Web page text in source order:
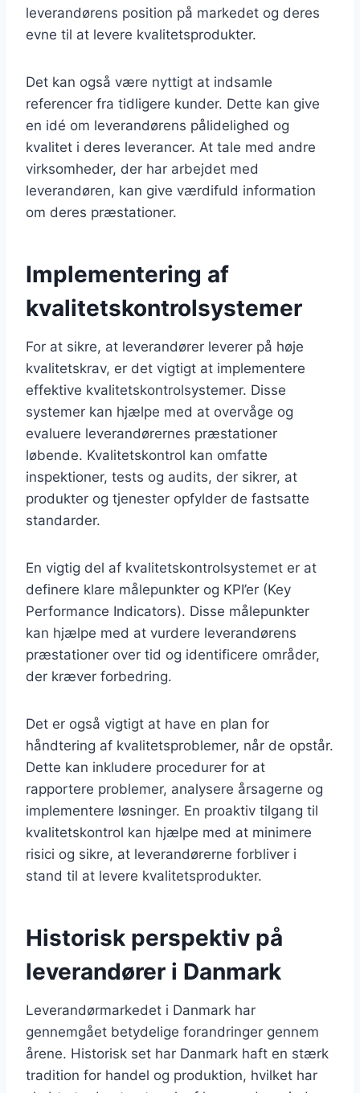
leverandørens position på markedet og deres
evne til at levere kvalitetsprodukter.
Det kan også være nyttigt at indsamle
referencer fra tidligere kunder. Dette kan give
en idé om leverandørens pålidelighed og
kvalitet i deres leverancer. At tale med andre
virksomheder, der har arbejdet med
leverandøren, kan give værdifuld information
om deres præstationer.
Implementering af
kvalitetskontrolsystemer
For at sikre, at leverandører leverer på høje
kvalitetskrav, er det vigtigt at implementere
effektive kvalitetskontrolsystemer. Disse
systemer kan hjælpe med at overvåge og
evaluere leverandørernes præstationer
løbende. Kvalitetskontrol kan omfatte
inspektioner, tests og audits, der sikrer, at
produkter og tjenester opfylder de fastsatte
standarder.
En vigtig del af kvalitetskontrolsystemet er at
definere klare målepunkter og KPI’er (Key
Performance Indicators). Disse målepunkter
kan hjælpe med at vurdere leverandørens
præstationer over tid og identificere områder,
der kræver forbedring.
Det er også vigtigt at have en plan for
håndtering af kvalitetsproblemer, når de opstår.
Dette kan inkludere procedurer for at
rapportere problemer, analysere årsagerne og
implementere løsninger. En proaktiv tilgang til
kvalitetskontrol kan hjælpe med at minimere
risici og sikre, at leverandørerne forbliver i
stand til at levere kvalitetsprodukter.
Historisk perspektiv på
leverandører i Danmark
Leverandørmarkedet i Danmark har
gennemgået betydelige forandringer gennem
årene. Historisk set har Danmark haft en stærk
tradition for handel og produktion, hvilket har